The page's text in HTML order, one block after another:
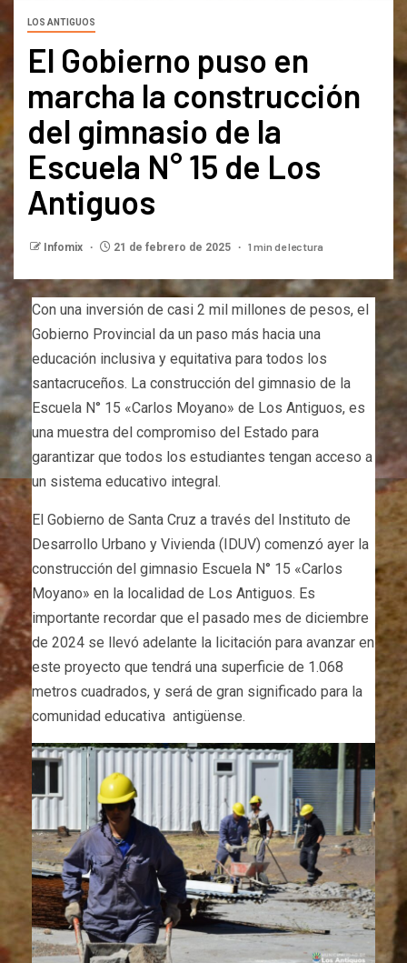
LOS ANTIGUOS
El Gobierno puso en
marcha la construcción
del gimnasio de la
Escuela N° 15 de Los
Antiguos
Infomix 21 de febrero de 2025 1 min de lectura
Con una inversión de casi 2 mil millones de pesos, el
Gobierno Provincial da un paso más hacia una
educación inclusiva y equitativa para todos los
santacruceños. La construcción del gimnasio de la
Escuela N° 15 «Carlos Moyano» de Los Antiguos, es
una muestra del compromiso del Estado para
garantizar que todos los estudiantes tengan acceso a
un sistema educativo integral.
El Gobierno de Santa Cruz a través del Instituto de
Desarrollo Urbano y Vivienda (IDUV) comenzó ayer la
construcción del gimnasio Escuela N° 15 «Carlos
Moyano» en la localidad de Los Antiguos. Es
importante recordar que el pasado mes de diciembre
de 2024 se llevó adelante la licitación para avanzar en
este proyecto que tendrá una superficie de 1.068
metros cuadrados, y será de gran significado para la
comunidad educativa antigüense.